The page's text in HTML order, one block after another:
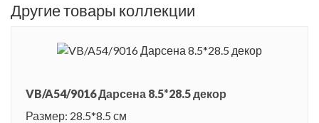
Другие товары коллекции
VB/A54/9016 Дарсена 8.5*28.5 декор
Размер: 28.5*8.5 см